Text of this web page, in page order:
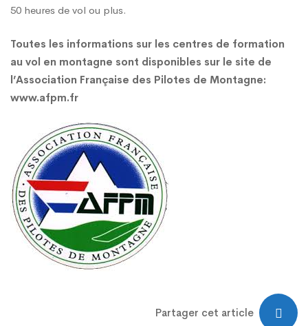
50 heures de vol ou plus.
Toutes les informations sur les centres de formation
au vol en montagne sont disponibles sur le site de
l’Association Française des Pilotes de Montagne:
www.afpm.fr
Partager cet article